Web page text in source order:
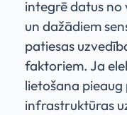
integrē datus
un dažādiem
patiesas
faktoriem. Ja
lietošana pieaug
infrastruktūras